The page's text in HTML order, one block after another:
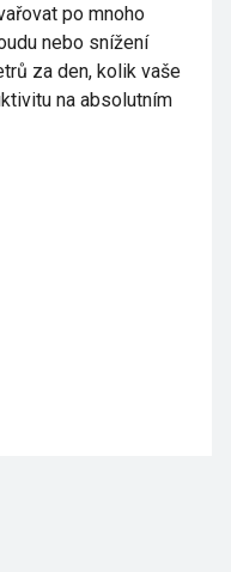
po mnoho
nebo snížení
za den, kolik vaše
na absolutním